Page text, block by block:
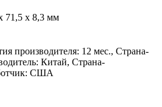
71,5 x 8,3 мм
производителя: 12 мес., Страна-
Китай, Страна-
США